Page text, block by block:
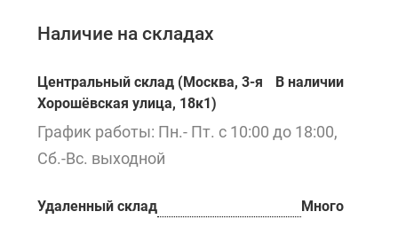
Наличие на складах
Центральный склад (Москва, 3-я
Хорошёвская улица, 18к1)
В наличии
График работы: Пн.- Пт. с 10:00 до 18:00,
Сб.-Вс. выходной
Удаленный склад Много